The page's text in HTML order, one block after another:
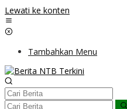
Lewati ke konten
Tambahkan Menu